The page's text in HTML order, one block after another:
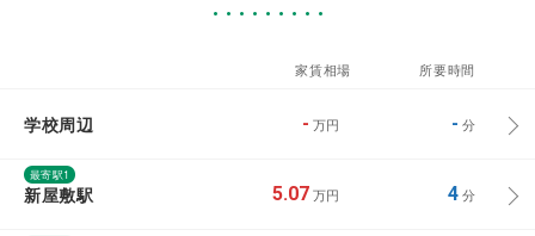
家賃相場 所要時間
学校周辺 - 万円 - 分
最寄駅1
新屋敷駅 5.07 万円 4分